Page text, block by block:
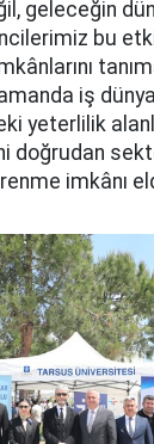
geleceğin
bu
iş
yeterlilik
doğrudan
imkânı